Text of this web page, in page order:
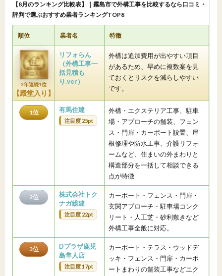
【8月のランキング比較表】｜霧島市で外構工事を比較するなら口コミ・
評判で選ぶおすすめ業者ランキングTOP8
順位 業者名 特徴
3年連続1位
【殿堂入り】
リフォらん
（外構工事一
括見積も
り.ver）
外構は追加費用が出やすい項目
があるため、早めに複数案を見
ておくとリスクを減らしやすい
です。
1位 有馬住建
注目度 25pt
外構・エクステリア工事、駐車
場・アプローチの舗装、フェン
ス・門扉・カーポート設置、屋
根修理や防水工事、介護リフォ
ームなど、住まいの外まわりと
構造部分を一括して相談できる
点が特徴
2位
株式会社トク
ナガ総建
注目度 22pt
カーポート・フェンス・門扉・
玄関アプローチ・駐車場コンク
リート・人工芝・砂利敷きなど
外構工事全般に対応。
3位
Dプラザ鹿児
島隼人店
注目度 17pt
カーポート・テラス・ウッドデ
ッキ・フェンス・門扉・カーポ
ートまわりの舗装工事などエク